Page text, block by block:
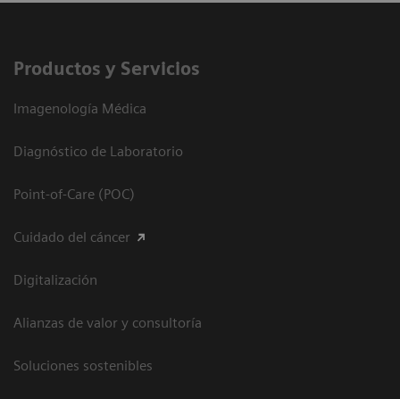
Productos y Servicios
Imagenología Médica
Diagnóstico de Laboratorio
Point-of-Care (POC)
Cuidado del cáncer
Digitalización
Alianzas de valor y consultoría
Soluciones sostenibles